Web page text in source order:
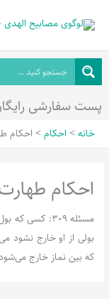
محتوا
پست سفارشی رایگان برای
خانه احکام احکام
احکام طهارت:
مسئله 309:
بولى از او خارج نشود
که بین نماز خارج